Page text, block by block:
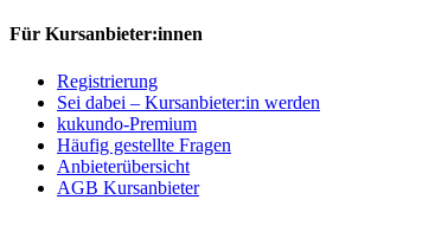
Für Kursanbieter:innen
Registrierung
Sei dabei – Kursanbieter:in werden
kukundo-Premium
Häufig gestellte Fragen
Anbieterübersicht
AGB Kursanbieter